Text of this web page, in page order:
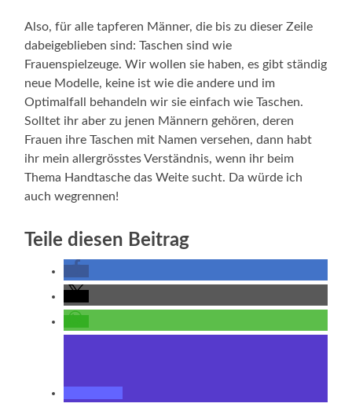
Also, für alle tapferen Männer, die bis zu dieser Zeile
dabeigeblieben sind: Taschen sind wie
Frauenspielzeuge. Wir wollen sie haben, es gibt ständig
neue Modelle, keine ist wie die andere und im
Optimalfall behandeln wir sie einfach wie Taschen.
Solltet ihr aber zu jenen Männern gehören, deren
Frauen ihre Taschen mit Namen versehen, dann habt
ihr mein allergrösstes Verständnis, wenn ihr beim
Thema Handtasche das Weite sucht. Da würde ich
auch wegrennen!
Teile diesen Beitrag